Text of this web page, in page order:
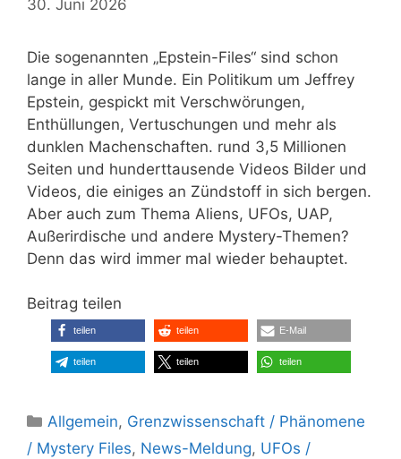
30. Juni 2026
Die sogenannten „Epstein-Files“ sind schon
lange in aller Munde. Ein Politikum um Jeffrey
Epstein, gespickt mit Verschwörungen,
Enthüllungen, Vertuschungen und mehr als
dunklen Machenschaften. rund 3,5 Millionen
Seiten und hunderttausende Videos Bilder und
Videos, die einiges an Zündstoff in sich bergen.
Aber auch zum Thema Aliens, UFOs, UAP,
Außerirdische und andere Mystery-Themen?
Denn das wird immer mal wieder behauptet.
Beitrag teilen
teilen teilen E-Mail
teilen teilen teilen
Kategorien
Allgemein, Grenzwissenschaft / Phänomene
/ Mystery Files, News-Meldung, UFOs /